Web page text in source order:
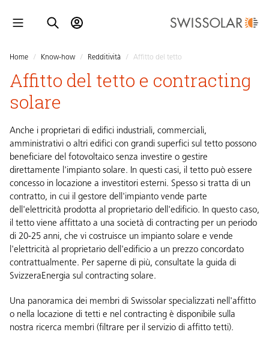
Home / Know-how / Redditività / Affitto del tetto
Affitto del tetto e contracting
solare
Anche i proprietari di edifici industriali, commerciali,
amministrativi o altri edifici con grandi superfici sul tetto possono
beneficiare del fotovoltaico senza investire o gestire
direttamente l'impianto solare. In questi casi, il tetto può essere
concesso in locazione a investitori esterni. Spesso si tratta di un
contratto, in cui il gestore dell'impianto vende parte
dell'elettricità prodotta al proprietario dell'edificio. In questo caso,
il tetto viene affittato a una società di contracting per un periodo
di 20-25 anni, che vi costruisce un impianto solare e vende
l'elettricità al proprietario dell'edificio a un prezzo concordato
contrattualmente. Per saperne di più, consultate la guida di
SvizzeraEnergia sul contracting solare.
Una panoramica dei membri di Swissolar specializzati nell'affitto
o nella locazione di tetti e nel contracting è disponibile sulla
nostra ricerca membri (filtrare per il servizio di affitto tetti).